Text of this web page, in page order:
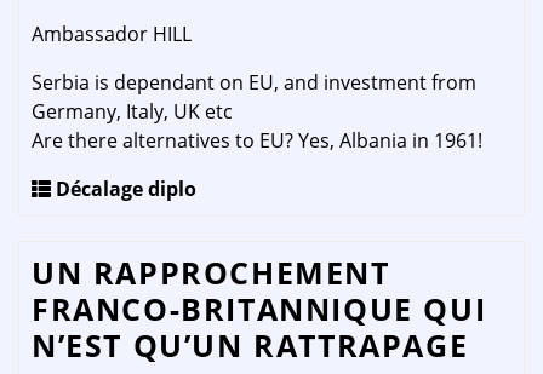
Ambassador HILL
Serbia is dependant on EU, and investment from
Germany, Italy, UK etc
Are there alternatives to EU? Yes, Albania in 1961!
Décalage diplo
UN RAPPROCHEMENT
FRANCO-BRITANNIQUE QUI
N’EST QU’UN RATTRAPAGE